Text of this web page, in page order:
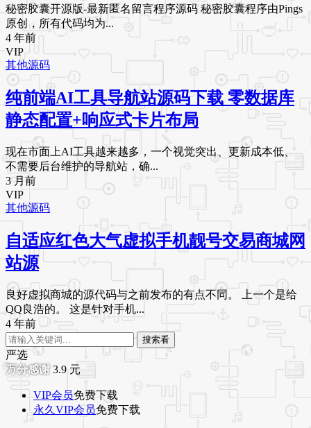
秘密胶囊开源版-最新匿名留言程序源码 秘密胶囊程序由Pings
原创，所有代码均为...
4 年前
VIP
其他源码
纯前端AI工具导航站源码下载 零数据库
静态配置+响应式卡片布局
现在市面上AI工具越来越多，一个视觉突出、更新成本低、
不需要后台维护的导航站，确...
3 月前
VIP
其他源码
自适应红色大气虚拟手机靓号交易商城网
站源
良好虚拟商城的源代码与之前发布的有点不同。 上一个是给
QQ良浩的。 这是针对手机...
4 年前
搜索看
严选
3.9元
VIP会员免费下载
永久VIP会员免费下载